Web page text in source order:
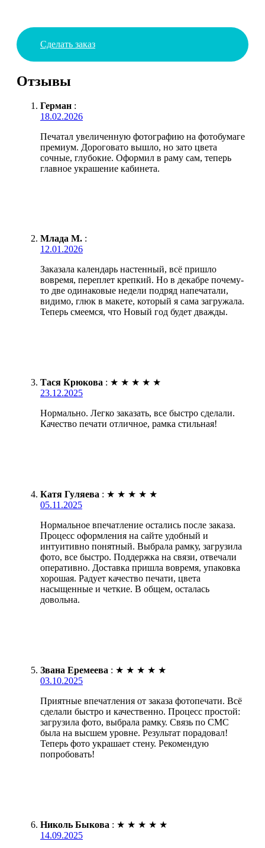
Сделать заказ
Отзывы
Герман :
18.02.2026
Печатал увеличенную фотографию на фотобумаге
премиум. Дороговато вышло, но зато цвета
сочные, глубокие. Оформил в раму сам, теперь
главное украшение кабинета.
Млада М. :
12.01.2026
Заказала календарь настенный, всё пришло
вовремя, переплет крепкий. Но в декабре почему-
то две одинаковые недели подряд напечатали,
видимо, глюк в макете, который я сама загружала.
Теперь смеемся, что Новый год будет дважды.
Тася Крюкова : ★ ★ ★ ★ ★
23.12.2025
Нормально. Легко заказать, все быстро сделали.
Качество печати отличное, рамка стильная!
Катя Гуляева : ★ ★ ★ ★ ★
05.11.2025
Нормальное впечатление остались после заказа.
Процесс оформления на сайте удобный и
интуитивно понятный. Выбрала рамку, загрузила
фото, все быстро. Поддержка на связи, отвечали
оперативно. Доставка пришла вовремя, упаковка
хорошая. Радует качество печати, цвета
насыщенные и четкие. В общем, осталась
довольна.
Звана Еремеева : ★ ★ ★ ★ ★
03.10.2025
Приятные впечатления от заказа фотопечати. Всё
сделали быстро и качественно. Процесс простой:
загрузила фото, выбрала рамку. Связь по СМС
была на высшем уровне. Результат порадовал!
Теперь фото украшает стену. Рекомендую
попробовать!
Николь Быкова : ★ ★ ★ ★ ★
14.09.2025